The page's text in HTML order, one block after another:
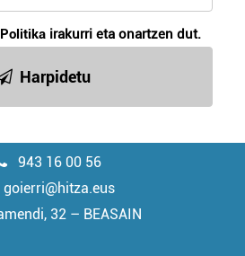
irakurri eta onartzen dut.
Harpidetu
943 16 00 56
goierri@hitza.eus
32 – BEASAIN